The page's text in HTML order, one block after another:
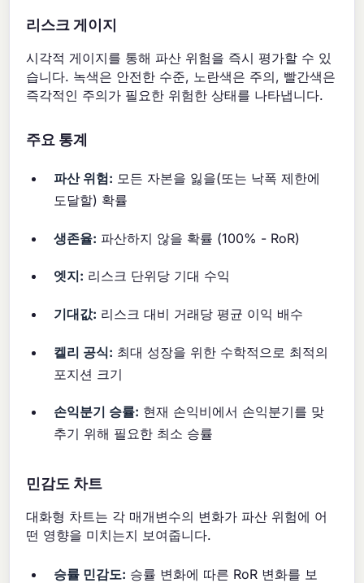
리스크 게이지
시각적 게이지를 통해 파산 위험을 즉시 평가할 수 있
습니다. 녹색은 안전한 수준, 노란색은 주의, 빨간색은
즉각적인 주의가 필요한 위험한 상태를 나타냅니다.
주요 통계
파산 위험: 모든 자본을 잃을(또는 낙폭 제한에
도달할) 확률
생존율: 파산하지 않을 확률 (100% - RoR)
엣지: 리스크 단위당 기대 수익
기대값: 리스크 대비 거래당 평균 이익 배수
켈리 공식: 최대 성장을 위한 수학적으로 최적의
포지션 크기
손익분기 승률: 현재 손익비에서 손익분기를 맞
추기 위해 필요한 최소 승률
민감도 차트
대화형 차트는 각 매개변수의 변화가 파산 위험에 어
떤 영향을 미치는지 보여줍니다.
승률 민감도: 승률 변화에 따른 RoR 변화를 보